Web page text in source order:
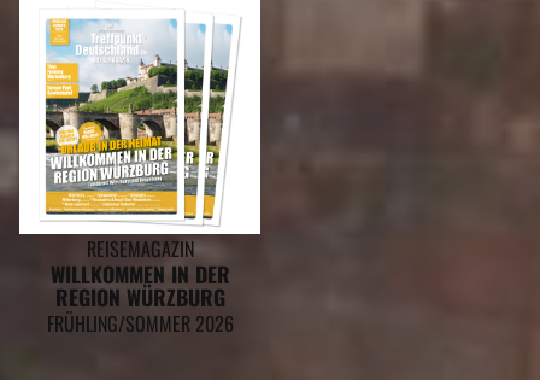
REISEMAGAZIN
WILLKOMMEN IN DER
REGION WÜRZBURG
FRÜHLING/SOMMER 2026